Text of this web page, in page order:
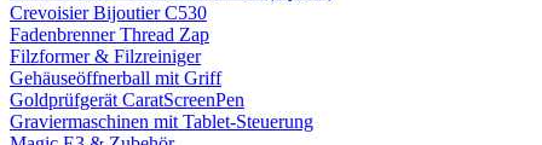
Crevoisier Bijoutier C530
Fadenbrenner Thread Zap
Filzformer & Filzreiniger
Gehäuseöffnerball mit Griff
Goldprüfgerät CaratScreenPen
Graviermaschinen mit Tablet-Steuerung